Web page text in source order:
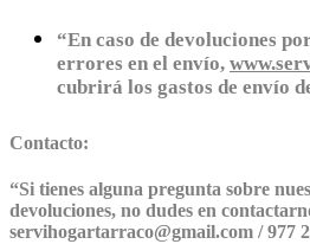
“En caso de devoluciones
errores en el envío,
cubrirá los gastos de envío
Contacto:
“Si tienes alguna pregunta sobre
devoluciones, no dudes en
servihogartarraco@gmail.com / 977